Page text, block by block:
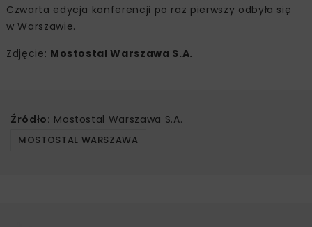
Czwarta edycja konferencji po raz pierwszy odbyła się
w Warszawie.
Zdjęcie: Mostostal Warszawa S.A.
Źródło: Mostostal Warszawa S.A.
MOSTOSTAL WARSZAWA